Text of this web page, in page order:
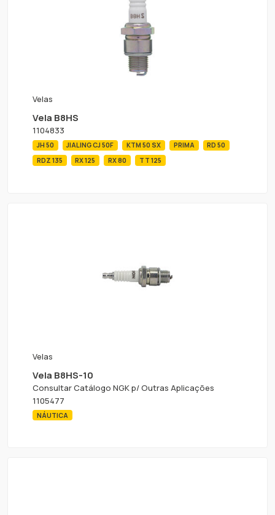
Velas
Vela B8HS
1104833
JH 50 JIALING CJ 50F KTM 50 SX PRIMA
RD 50
RDZ 135
RX 125 RX 80 TT 125
Velas
Vela B8HS-10
Consultar Catálogo NGK p/ Outras Aplicações
1105477
NÁUTICA